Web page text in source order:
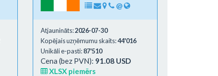
@
Atjaunināts:2026-07-30
Kopējais uzņēmumu skaits:44'016
Unikāli e-pasti:87'510
Cena (bez PVN): 91.08 USD
XLSX piemērs